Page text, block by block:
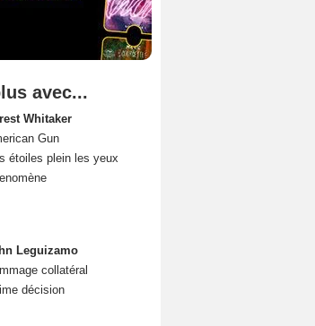
avec...
Whitaker
Gun
étoiles plein les yeux
Leguizamo
collatéral
décision